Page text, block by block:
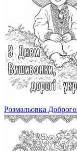
Розмальовка